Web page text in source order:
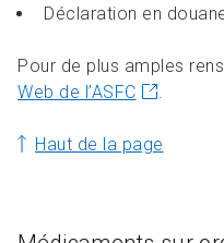
Déclaration en
Pour de plus amples
Web de l’ASFC
.
Haut de la page